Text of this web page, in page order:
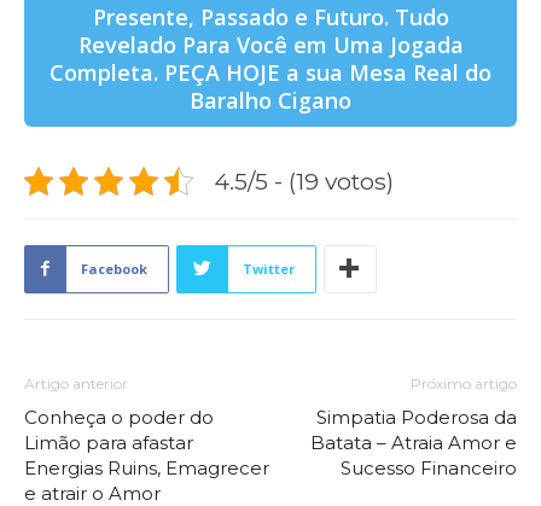
Presente, Passado e Futuro. Tudo
Revelado Para Você em Uma Jogada
Completa. PEÇA HOJE a sua Mesa Real do
Baralho Cigano
4.5/5 - (19 votos)
Facebook Twitter
Artigo anterior
Conheça o poder do
Limão para afastar
Energias Ruins, Emagrecer
e atrair o Amor
Próximo artigo
Simpatia Poderosa da
Batata – Atraia Amor e
Sucesso Financeiro